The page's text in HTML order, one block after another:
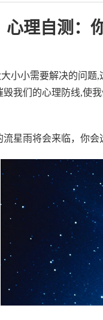
心理自测：
小小需要解决的问
我们的心理防线,使
星雨将会来临，你